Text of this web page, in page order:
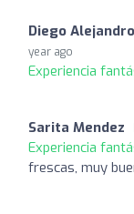
Diego
year ago
Experiencia
Sarita Mendez
Experiencia
frescas, muy